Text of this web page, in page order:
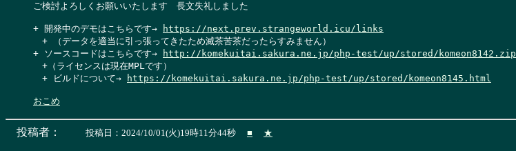
ご検討よろしくお願いいたします　長文失礼しました
+ 開発中のデモはこちらです→
https://next.prev.strangeworld.icu/links
+ （データを適当に引っ張ってきたため滅茶苦茶だったらすみません）
+ ソースコードはこちらです→
http://komekuitai.sakura.ne.jp/php-test/up/stored/komeon8142.zip
+（ライセンスは現在MPLです）
+ ビルドについて→
https://komekuitai.sakura.ne.jp/php-test/up/stored/komeon8145.html
おこめ
投稿者： 投稿日：2024/10/01(火)19時11分44秒 ■ ★